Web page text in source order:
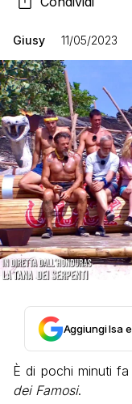
Giusy 11/05/2023
Aggiungi Isa
È di pochi minuti fa
dei Famosi.